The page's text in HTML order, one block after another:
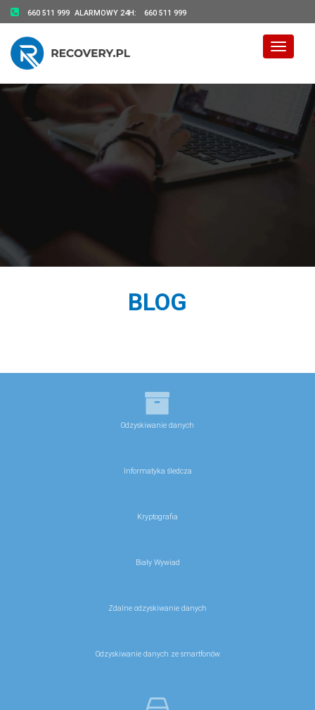
660 511 999 ALARMOWY 24H: 660 511 999
Toggle
BLOG
Odzyskiwanie danych
Informatyka śledcza
Kryptografia
Biały Wywiad
Zdalne odzyskiwanie danych
Odzyskiwanie danych ze smartfonów